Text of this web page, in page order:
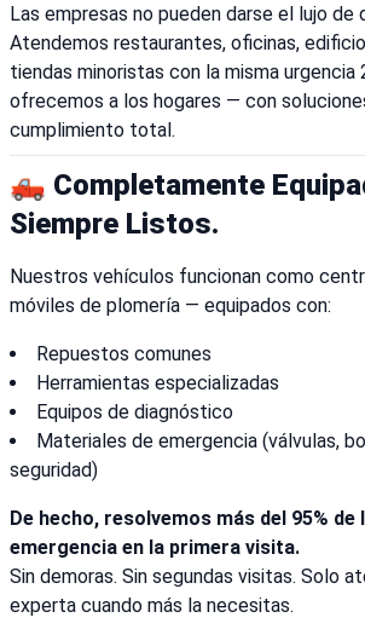
Las empresas no pueden darse el lujo de
Atendemos restaurantes, oficinas,
tiendas minoristas con la misma urgencia
ofrecemos a los hogares — con
cumplimiento total.
🛻 Completamente
Siempre Listos.
Nuestros vehículos funcionan como
móviles de plomería — equipados con:
Repuestos comunes
Herramientas especializadas
Equipos de diagnóstico
Materiales de emergencia (válvulas,
seguridad)
De hecho, resolvemos más del 95%
emergencia en la primera visita.
Sin demoras. Sin segundas visitas. Solo
experta cuando más la necesitas.